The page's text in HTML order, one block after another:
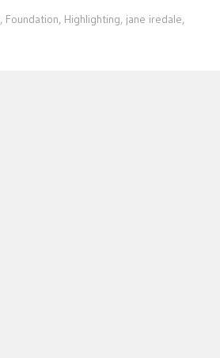
, Foundation, Highlighting, jane iredale,